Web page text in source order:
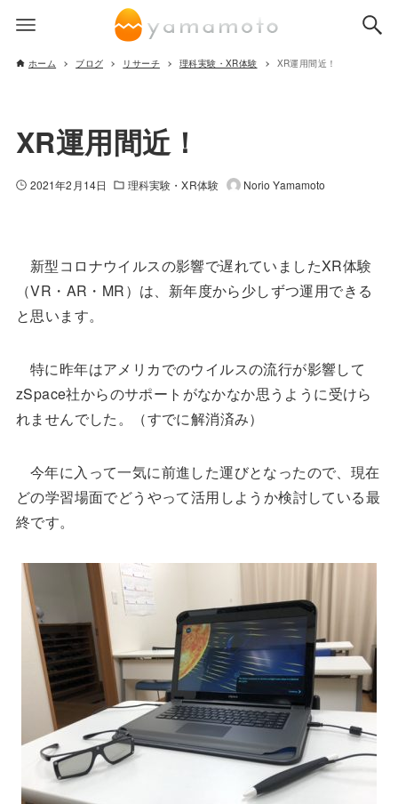
ホーム ブログ リサーチ 理科実験・XR体験 XR運用間近！
XR運用間近！
2021年2月14日 理科実験・XR体験 Norio Yamamoto
新型コロナウイルスの影響で遅れていましたXR体験
（VR・AR・MR）は、新年度から少しずつ運用できる
と思います。
特に昨年はアメリカでのウイルスの流行が影響して
zSpace社からのサポートがなかなか思うように受けら
れませんでした。（すでに解消済み）
今年に入って一気に前進した運びとなったので、現在
どの学習場面でどうやって活用しようか検討している最
終です。